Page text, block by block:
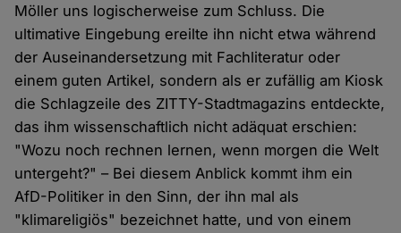
Möller uns logischerweise zum Schluss. Die
ultimative Eingebung ereilte ihn nicht etwa während
der Auseinandersetzung mit Fachliteratur oder
einem guten Artikel, sondern als er zufällig am Kiosk
die Schlagzeile des ZITTY-Stadtmagazins entdeckte,
das ihm wissenschaftlich nicht adäquat erschien:
"Wozu noch rechnen lernen, wenn morgen die Welt
untergeht?" – Bei diesem Anblick kommt ihm ein
AfD-Politiker in den Sinn, der ihn mal als
"klimareligiös" bezeichnet hatte, und von einem